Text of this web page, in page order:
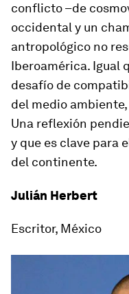
conflicto –de
occidental y un
antropológico no
Iberoamérica. Igual
desafío de
del medio
Una reflexión
y que es clave para
del continente.
Julián Herbert
Escritor, México